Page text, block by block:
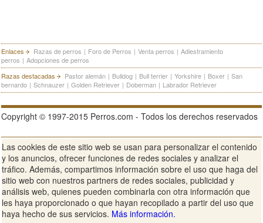
Enlaces Razas de perros | Foro de Perros | Venta perros | Adiestramiento
perros | Adopciones de perros
Razas destacadas
Pastor alemán | Bulldog | Bull terrier | Yorkshire | Boxer | San
bernardo | Schnauzer | Golden Retriever | Doberman | Labrador Retriever
Copyright © 1997-2015 Perros.com - Todos los derechos reservados
Publicidad en Perros.com | Contacte | Aviso Legal Política de
privacidad | Condiciones de uso
Ver sitio web completo
Las cookies de este sitio web se usan para personalizar el contenido
y los anuncios, ofrecer funciones de redes sociales y analizar el
tráfico. Además, compartimos información sobre el uso que haga del
sitio web con nuestros partners de redes sociales, publicidad y
análisis web, quienes pueden combinarla con otra información que
les haya proporcionado o que hayan recopilado a partir del uso que
haya hecho de sus servicios. Más información.